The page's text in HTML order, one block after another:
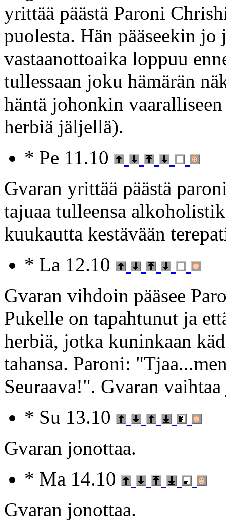
yrittää päästä Paroni
puolesta. Hän pääseekin jo
vastaanottoaika loppuu
tullessaan joku hämärän
häntä johonkin
herbiä jäljellä).
* Pe 11.10
Gvaran yrittää päästä
tajuaa tulleensa
kuukautta kestävään
* La 12.10
Gvaran vihdoin pääsee
Pukelle on tapahtunut ja
herbiä, jotka kuninkaan
tahansa. Paroni:
Seuraava!". Gvaran
* Su 13.10
Gvaran jonottaa.
* Ma 14.10
Gvaran jonottaa.